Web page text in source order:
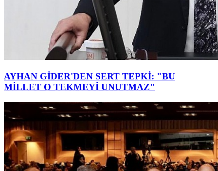
AYHAN GİDER'DEN SERT TEPKİ: "BU
MİLLET O TEKMEYİ UNUTMAZ"